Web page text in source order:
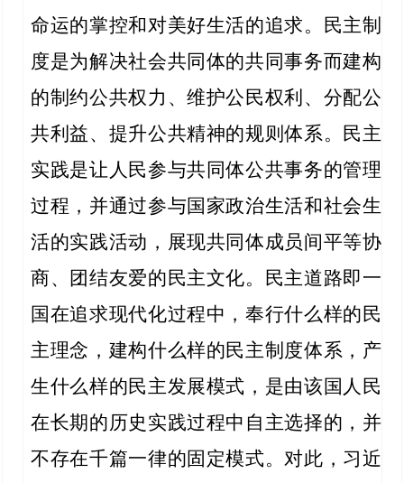
命运的掌控和对美好生活的追求。民主制
度是为解决社会共同体的共同事务而建构
的制约公共权力、维护公民权利、分配公
共利益、提升公共精神的规则体系。民主
实践是让人民参与共同体公共事务的管理
过程，并通过参与国家政治生活和社会生
活的实践活动，展现共同体成员间平等协
商、团结友爱的民主文化。民主道路即一
国在追求现代化过程中，奉行什么样的民
主理念，建构什么样的民主制度体系，产
生什么样的民主发展模式，是由该国人民
在长期的历史实践过程中自主选择的，并
不存在千篇一律的固定模式。对此，习近